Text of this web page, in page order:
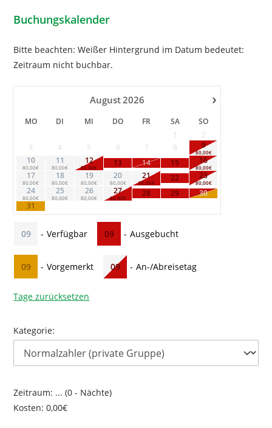
Buchungskalender
Bitte beachten: Weißer Hintergrund im Datum bedeutet:
Zeitraum nicht buchbar.
›
August2026
MO DI MI DO FR SA
SO
1
2
3
4 5 6 7 8 9
80,00€
10
80,00€
11
80,00€
12
80,00€ 13 14 15 16
80,00€
17
80,00€
18
80,00€
19
80,00€
20
80,00€
21
80,00€ 22 23
80,00€
24
80,00€
25
80,00€
26
80,00€
27
80,00€ 28 29
30
31
09 - Verfügbar 09 - Ausgebucht
09 - Vorgemerkt 09 - An-/Abreisetag
Tage zurücksetzen
Kategorie:
Zeitraum: ... (0 - Nächte)
Kosten:0,00€